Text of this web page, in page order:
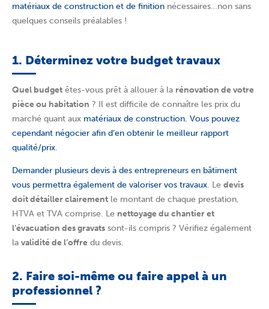
matériaux de construction et de finition nécessaires…non sans
quelques conseils préalables !
1. Déterminez votre budget travaux
Quel budget êtes-vous prêt à allouer à la rénovation de votre
pièce ou habitation ? Il est difficile de connaître les prix du
marché quant aux matériaux de construction. Vous pouvez
cependant négocier afin d’en obtenir le meilleur rapport
qualité/prix.
Demander plusieurs devis à des entrepreneurs en bâtiment
vous permettra également de valoriser vos travaux. Le devis
doit détailler clairement le montant de chaque prestation,
HTVA et TVA comprise. Le nettoyage du chantier et
l’évacuation des gravats sont-ils compris ? Vérifiez également
la validité de l’offre du devis.
2. Faire soi-même ou faire appel à un
professionnel ?